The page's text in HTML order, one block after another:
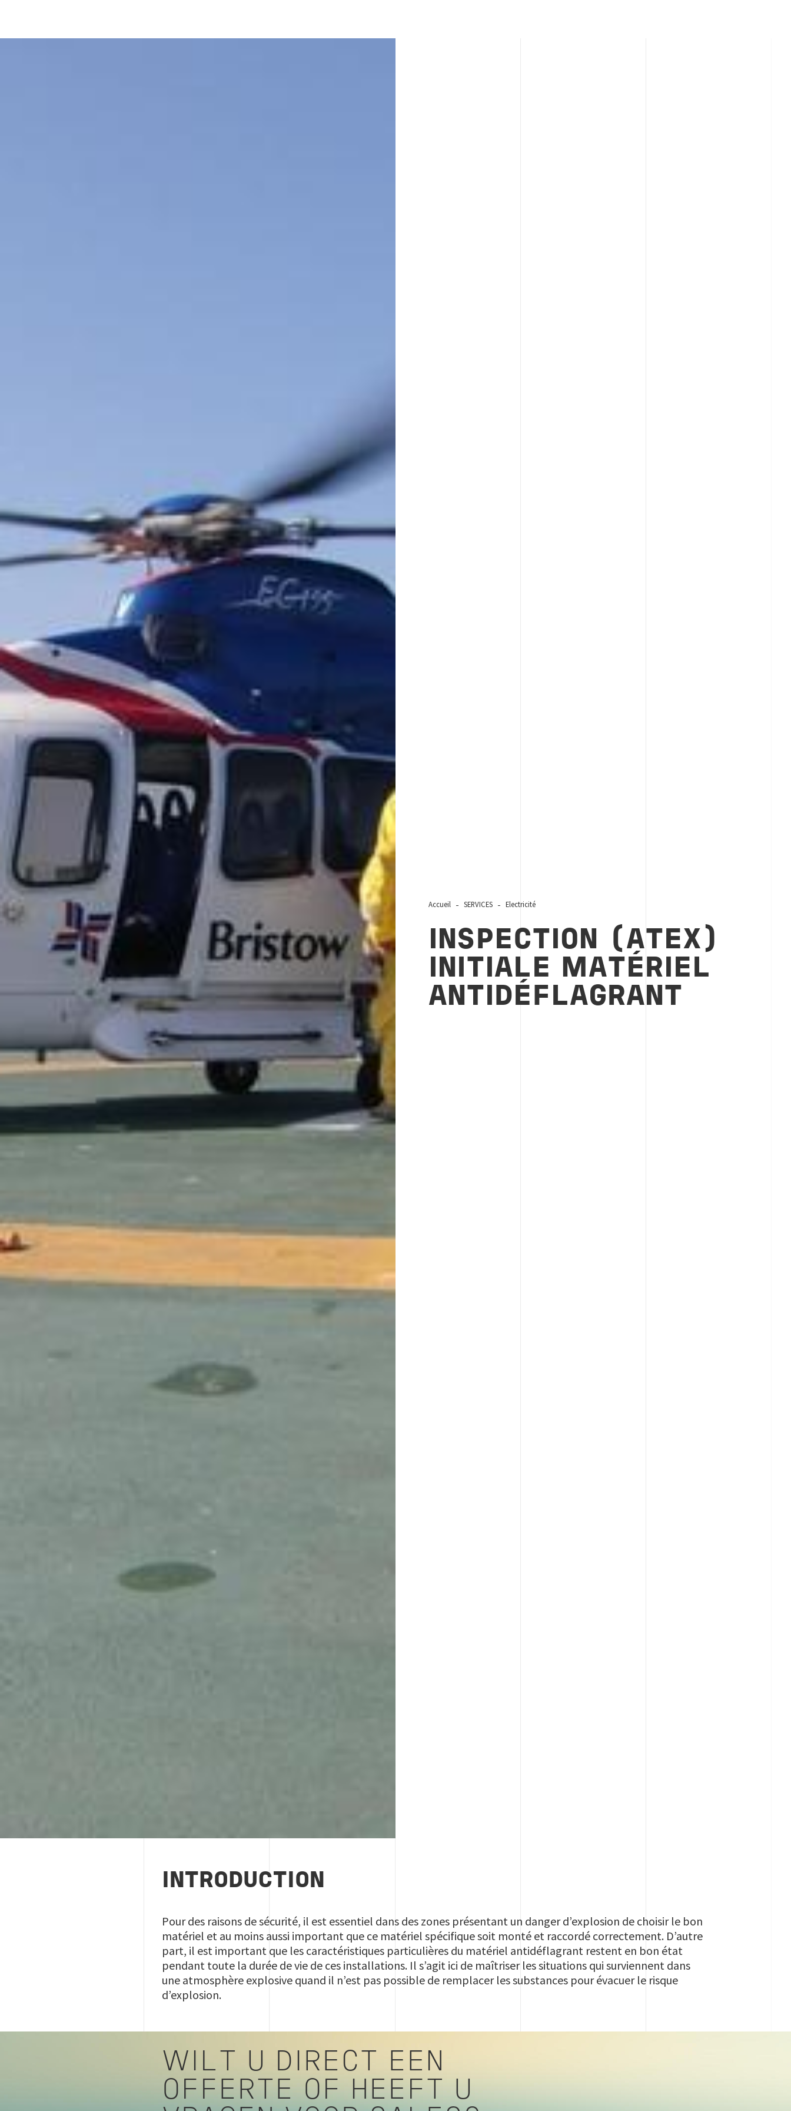
Accueil SERVICES Electricité
INSPECTION (ATEX)
INITIALE MATÉRIEL
ANTIDÉFLAGRANT
INTRODUCTION
Pour des raisons de sécurité, il est essentiel dans des zones présentant un danger d’explosion de choisir le bon
matériel et au moins aussi important que ce matériel spécifique soit monté et raccordé correctement. D’autre
part, il est important que les caractéristiques particulières du matériel antidéflagrant restent en bon état
pendant toute la durée de vie de ces installations. Il s’agit ici de maîtriser les situations qui surviennent dans
une atmosphère explosive quand il n’est pas possible de remplacer les substances pour évacuer le risque
d’explosion.
WILT U DIRECT EEN
OFFERTE OF HEEFT U